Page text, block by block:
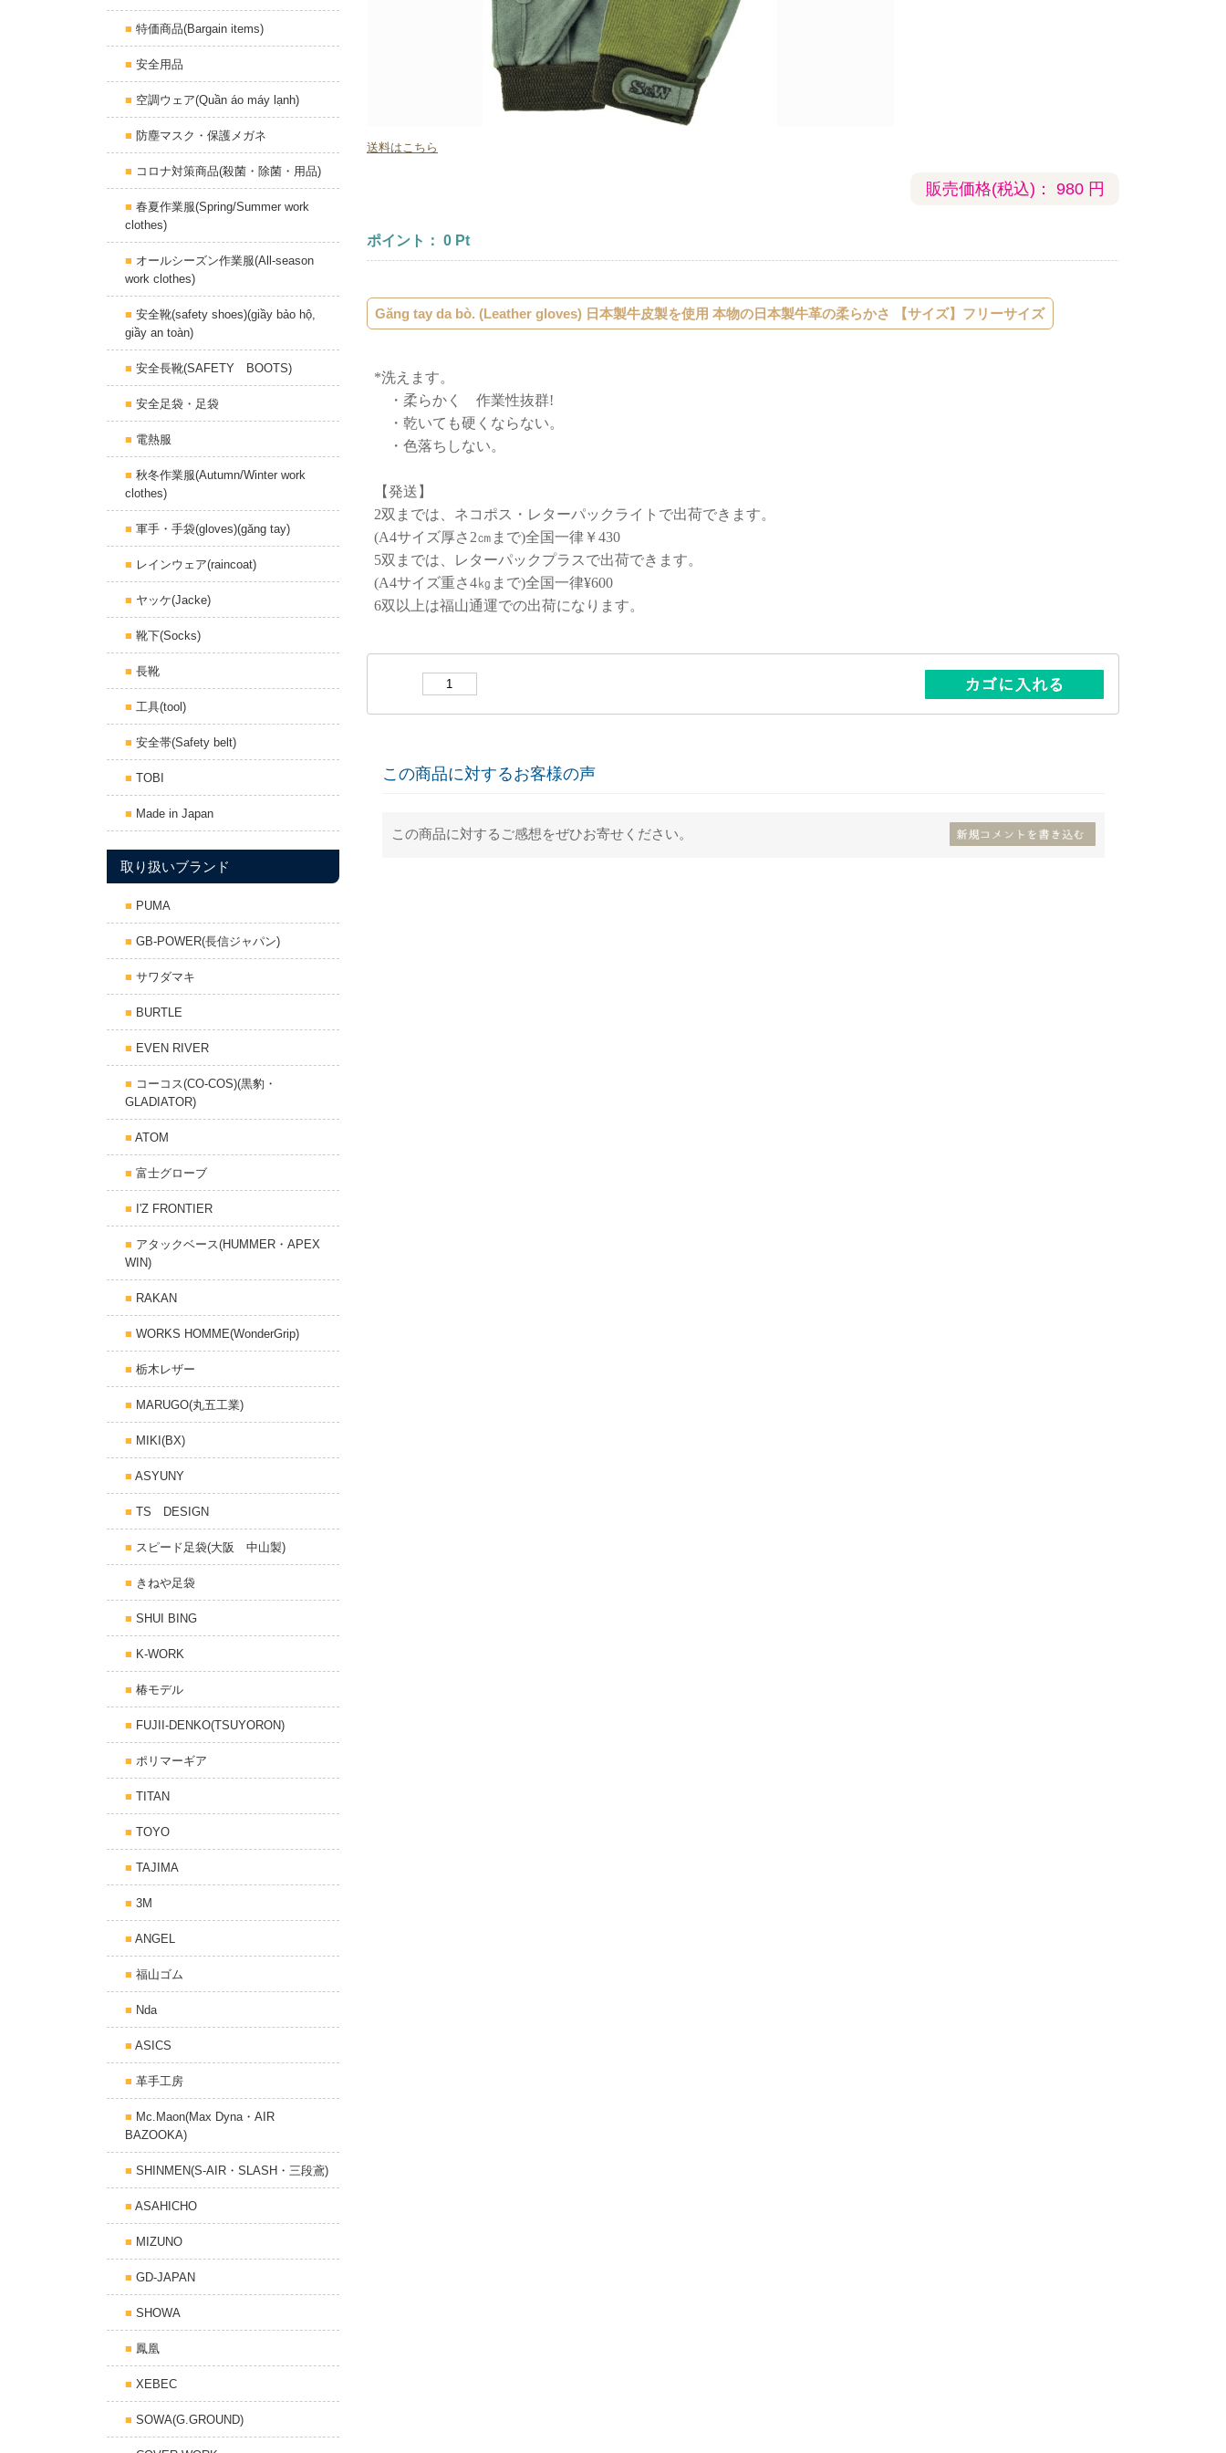
送料はこちら
販売価格(税込)： 980円
ポイント： 0 Pt
Găng tay da bò. (Leather gloves) 日本製牛皮製を使用 本物の日本製牛革の柔らかさ 【サイズ】フリーサイズ
*洗えます。
・柔らかく 作業性抜群!
・乾いても硬くならない。
・色落ちしない。
【発送】
2双までは、ネコポス・レターパックライトで出荷できます。
(A4サイズ厚さ2㎝まで)全国一律￥430
5双までは、レターパックプラスで出荷できます。
(A4サイズ重さ4㎏まで)全国一律¥600
6双以上は福山通運での出荷になります。
この商品に対するお客様の声
この商品に対するご感想をぜひお寄せください。
特価商品(Bargain items)
安全用品
空調ウェア(Quần áo máy lạnh)
防塵マスク・保護メガネ
コロナ対策商品(殺菌・除菌・用品)
春夏作業服(Spring/Summer work
clothes)
オールシーズン作業服(All-season
work clothes)
安全靴(safety shoes)(giầy bảo hộ,
giầy an toàn)
安全長靴(SAFETY BOOTS)
安全足袋・足袋
電熱服
秋冬作業服(Autumn/Winter work
clothes)
軍手・手袋(gloves)(găng tay)
レインウェア(raincoat)
ヤッケ(Jacke)
靴下(Socks)
長靴
工具(tool)
安全帯(Safety belt)
TOBI
Made in Japan
取り扱いブランド
PUMA
GB-POWER(長信ジャパン)
サワダマキ
BURTLE
EVEN RIVER
コーコス(CO-COS)(黒豹・
GLADIATOR)
ATOM
富士グローブ
I'Z FRONTIER
アタックベース(HUMMER・APEX
WIN)
RAKAN
WORKS HOMME(WonderGrip)
栃木レザー
MARUGO(丸五工業)
MIKI(BX)
ASYUNY
TS DESIGN
スピード足袋(大阪 中山製)
きねや足袋
SHUI BING
K-WORK
椿モデル
FUJII-DENKO(TSUYORON)
ポリマーギア
TITAN
TOYO
TAJIMA
3M
ANGEL
福山ゴム
Nda
ASICS
革手工房
Mc.Maon(Max Dyna・AIR
BAZOOKA)
SHINMEN(S-AIR・SLASH・三段鳶)
ASAHICHO
MIZUNO
GD-JAPAN
SHOWA
鳳凰
XEBEC
SOWA(G.GROUND)